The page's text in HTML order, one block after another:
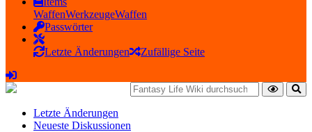
WaffenWerkzeugeWaffen
Passwörter
Letzte Änderungen Zufällige Seite
Letzte Änderungen
Neueste Diskussionen